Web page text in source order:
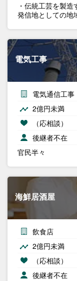
・伝統工芸を製
発信地としての
電気工事
電気通信工事
2億円未満
（応相談）
後継者不在
官民半々
海鮮居酒屋
飲食店
2億円未満
（応相談）
後継者不在